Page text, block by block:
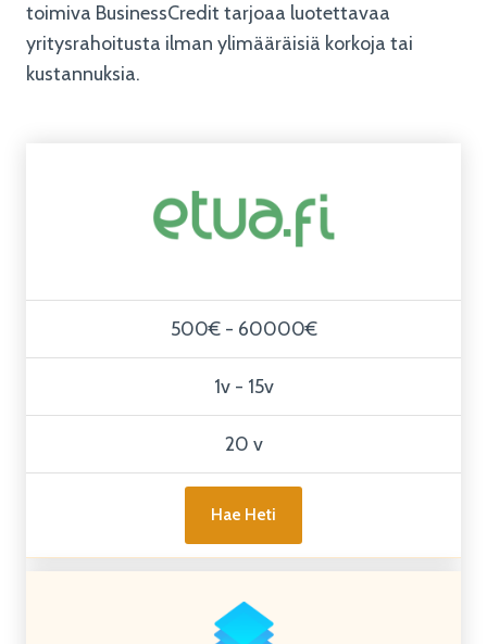
toimiva BusinessCredit tarjoaa luotettavaa
yritysrahoitusta ilman ylimääräisiä korkoja tai
kustannuksia.
500€ - 60000€
1v - 15v
20 v
Hae Heti